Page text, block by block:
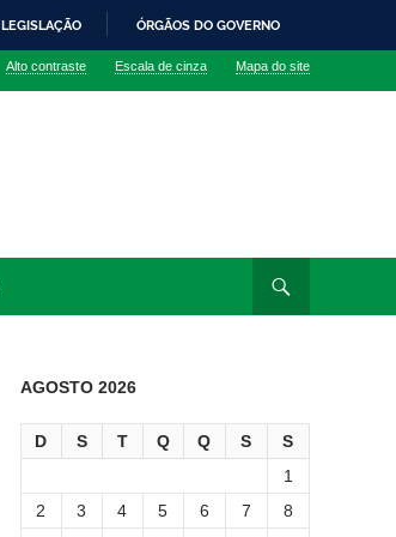
LEGISLAÇÃO ÓRGÃOS DO GOVERNO
Alto contraste Escala de cinza Mapa do site
AGOSTO 2026
D S T Q Q S
S
1
2
3 4 5 6 7
8